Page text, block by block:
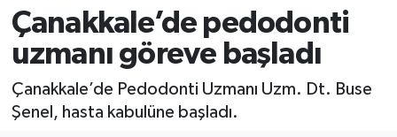
Çanakkale’de pedodonti
uzmanı göreve başladı
Çanakkale’de Pedodonti Uzmanı Uzm. Dt. Buse
Şenel, hasta kabulüne başladı.